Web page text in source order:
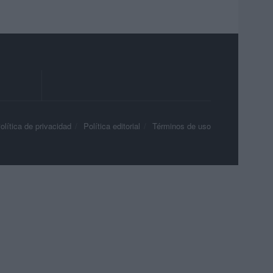
de privacidad Política editorial Términos de uso